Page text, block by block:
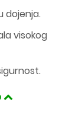
dojenja.
visokog